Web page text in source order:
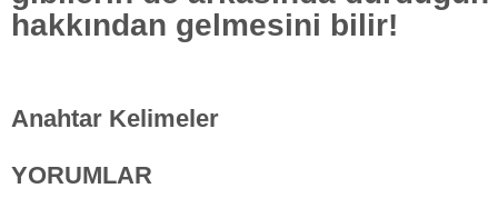
hakkından gelmesini bilir!
Anahtar Kelimeler
YORUMLAR